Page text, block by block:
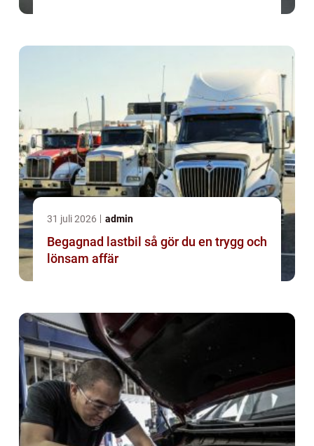
31 juli 2026 admin
Begagnad lastbil så gör du en trygg och
lönsam affär